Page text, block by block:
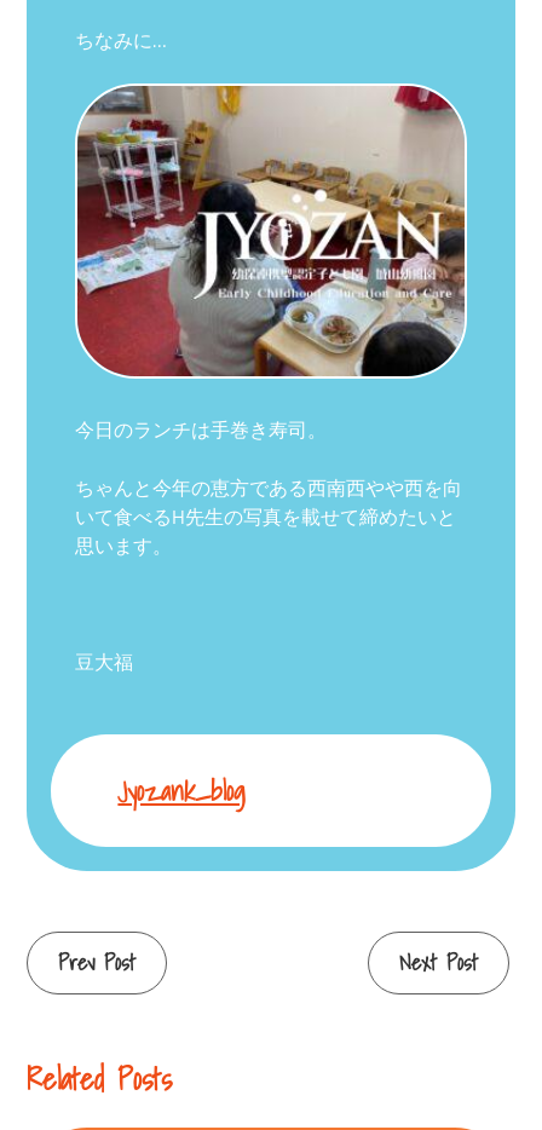
ちなみに…
今日のランチは手巻き寿司。
ちゃんと今年の恵方である西南西やや西を向
いて食べるH先生の写真を載せて締めたいと
思います。
豆大福
Jyozank_blog
Continue
Prev Post Next Post
Related Posts